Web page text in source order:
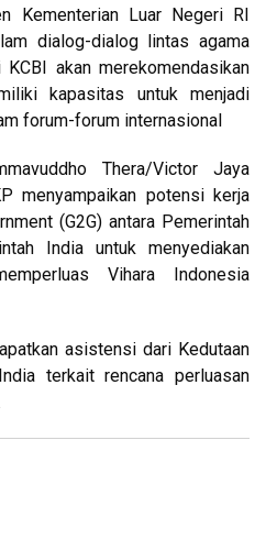
Kementerian Luar Negeri RI
dialog-dialog lintas agama
akan merekomendasikan
kapasitas untuk menjadi
forum-forum internasional
Thera/Victor Jaya
menyampaikan potensi kerja
(G2G) antara Pemerintah
India untuk menyediakan
Vihara Indonesia
asistensi dari Kedutaan
terkait rencana perluasan